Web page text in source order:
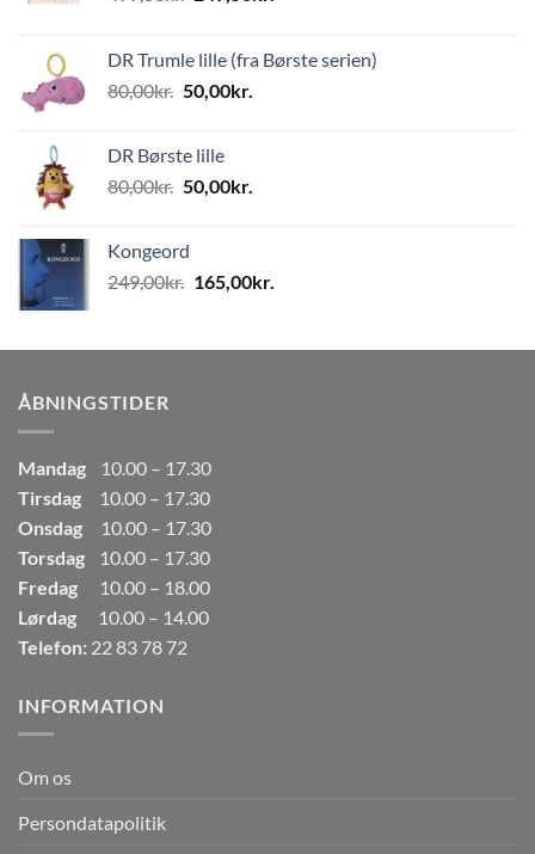
var:
499,00kr..
er:
DR Trumle lille (fra Børste serien)
80,00kr. Den
var:
80,00kr..
50,00kr.
50,00kr..
DR Børste lille
80,00kr. Den
var:
80,00kr..
50,00kr.
50,00kr..
Kongeord
249,00kr. Den
var:
165,00kr.
er:
ÅBNINGSTIDER
Mandag
10.00 – 17.30
Tirsdag
10.00 – 17.30
Onsdag
10.00 – 17.30
Torsdag
10.00 – 17.30
Fredag
10.00 – 18.00
Lørdag
10.00 – 14.00
Telefon: 22 83 78 72
INFORMATION
Om os
Persondatapolitik